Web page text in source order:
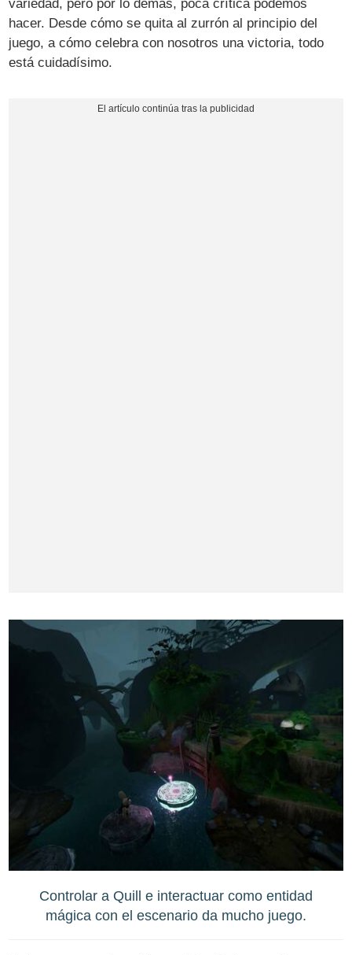
variedad, pero por lo demás, poca crítica podemos
hacer. Desde cómo se quita al zurrón al principio del
juego, a cómo celebra con nosotros una victoria, todo
está cuidadísimo.
Controlar a Quill e interactuar como entidad
mágica con el escenario da mucho juego.